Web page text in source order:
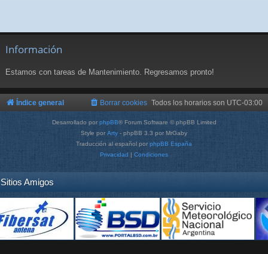
Información
Estamos con tareas de Mantenimiento. Regresamos pronto!
Índice general Todos los horarios son UTC-03:00
Borrar cookies
Desarrollado por phpBB® Forum Software © phpBB Limited
Style por Arty - phpBB 3.3 por MrGaby
Traducción al español por phpBB España
Privacidad | Condiciones
Sitios Amigos